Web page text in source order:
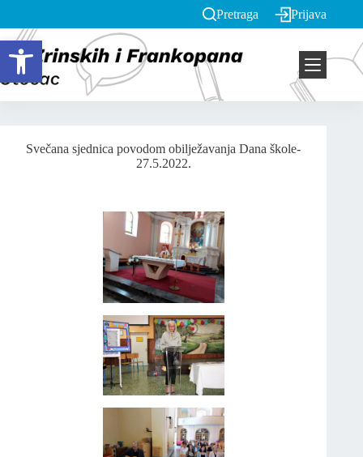
Open toolbar
Pretraga Prijava
Svečana sjednica povodom obilježavanja Dana škole-
27.5.2022.